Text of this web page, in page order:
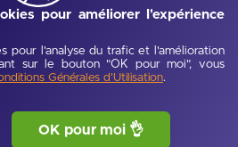
pour améliorer l'expérience
pour l'analyse du trafic et l'amélioration
sur le bouton "OK pour moi", vous
Générales d'Utilisation.
OK pour moi 👌
Voir toutes les offres
Publié :29/06/2026